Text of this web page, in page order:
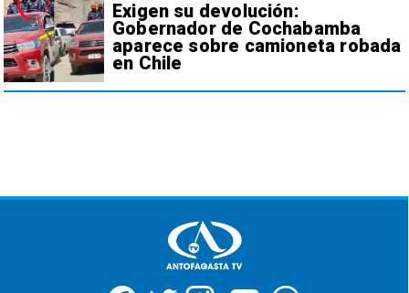
Exigen su devolución:
Gobernador de Cochabamba
aparece sobre camioneta robada
en Chile